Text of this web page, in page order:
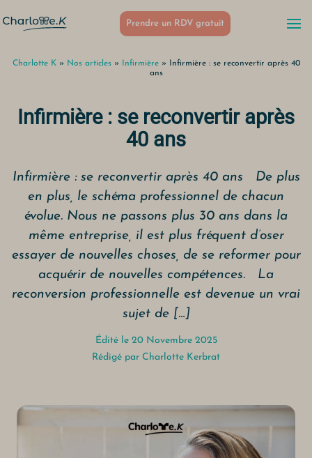
Prendre un RDV gratuit
Charlotte K» Nos articles» Infirmière»
Infirmière : se reconvertir après 40
ans
Infirmière : se reconvertir après
40 ans
Infirmière : se reconvertir après 40 ans De plus
en plus, le schéma professionnel de chacun
évolue. Nous ne passons plus 30 ans dans la
même entreprise, il est plus fréquent d’oser
essayer de nouvelles choses, de se reformer pour
acquérir de nouvelles compétences. La
reconversion professionnelle est devenue un vrai
sujet de […]
Édité le 20 Novembre 2025
Rédigé par Charlotte Kerbrat